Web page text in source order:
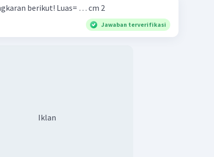
Hitunglah luas dari lingkaran berikut! Luas= … cm 2
Jawaban terverifikasi
Iklan